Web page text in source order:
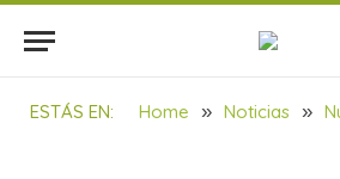
ESTÁS EN: Home » Noticias »
NOTICIAS – Feria
Virtual
BY SOULBILBAO 29/01/2022 1 MIN READ